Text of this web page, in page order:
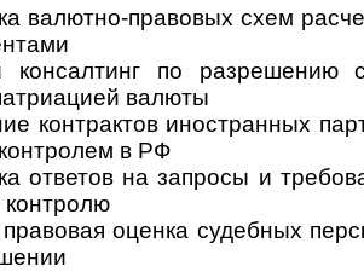
валютно-правовых схем
консалтинг по разрешению
валюты
контрактов иностранных
в РФ
ответов на запросы и
оценка судеб­ных